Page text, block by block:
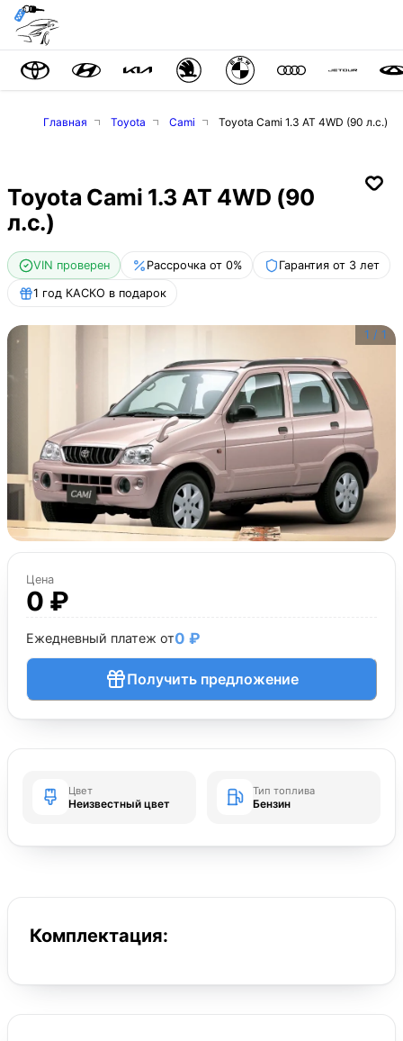
Главная Toyota Cami Toyota Cami 1.3 AT 4WD (90 л.с.)
Toyota Cami 1.3 AT 4WD (90
л.с.)
VIN проверен Рассрочка от 0% Гарантия от 3 лет
1 год КАСКО в подарок
1 / 1
Цена
0 ₽
Ежедневный платеж от0 ₽
Получить предложение
Цвет
Неизвестный цвет
Тип топлива
Бензин
Комплектация: